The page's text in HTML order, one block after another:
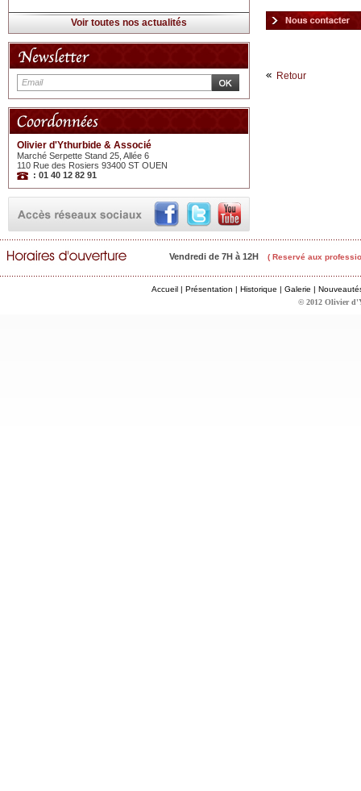
Voir toutes nos actualités
Olivier d'Ythurbide & Associé
Marché Serpette Stand 25, Allée 6
110 Rue des Rosiers 93400 ST OUEN
: 01 40 12 82 91
Retour
Vendredi de 7H à 12H ( Reservé aux
Accueil | Présentation | Historique | Galerie |
© 2012 Olivier